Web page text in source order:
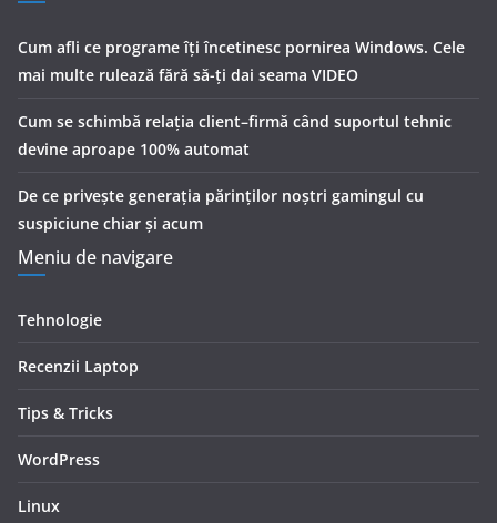
Cum afli ce programe îți încetinesc pornirea Windows. Cele
mai multe rulează fără să-ți dai seama VIDEO
Cum se schimbă relația client–firmă când suportul tehnic
devine aproape 100% automat
De ce privește generația părinților noștri gamingul cu
suspiciune chiar și acum
Meniu de navigare
Tehnologie
Recenzii Laptop
Tips & Tricks
WordPress
Linux